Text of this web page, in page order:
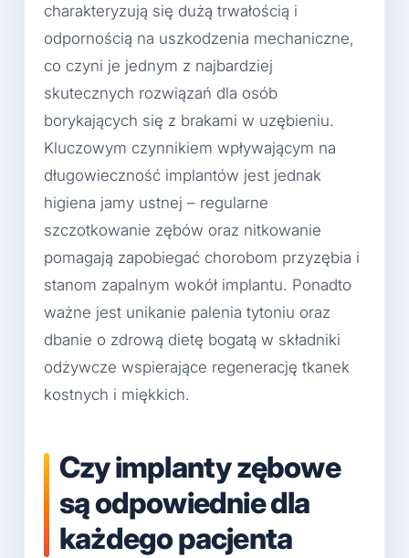
charakteryzują się dużą trwałością i
odpornością na uszkodzenia mechaniczne,
co czyni je jednym z najbardziej
skutecznych rozwiązań dla osób
borykających się z brakami w uzębieniu.
Kluczowym czynnikiem wpływającym na
długowieczność implantów jest jednak
higiena jamy ustnej – regularne
szczotkowanie zębów oraz nitkowanie
pomagają zapobiegać chorobom przyzębia i
stanom zapalnym wokół implantu. Ponadto
ważne jest unikanie palenia tytoniu oraz
dbanie o zdrową dietę bogatą w składniki
odżywcze wspierające regenerację tkanek
kostnych i miękkich.
Czy implanty zębowe
są odpowiednie dla
każdego pacjenta